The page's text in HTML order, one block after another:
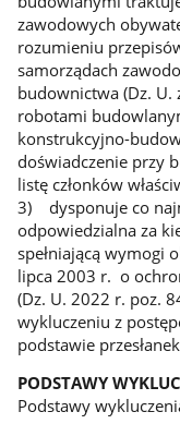
zawodowych
rozumieniu
samorządach
budownictwa (Dz.
robotami
konstrukcyjno-
doświadczenie przy
listę członków
3) dysponuje co
odpowiedzialna za
spełniającą wymogi
lipca 2003 r. o
(Dz. U. 2022 r. poz.
wykluczeniu z
podstawie
PODSTAWY
Podstawy